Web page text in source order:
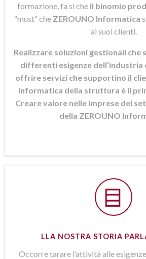
formazione, fa si che il binomio
“must” che ZEROUNO Informatica
ai suoi clienti.
Realizzare soluzioni gestionali che
differenti esigenze dell’industria
offrire servizi che supportino il
informatica della struttura è il
Creare valore nelle imprese del
della ZEROUNO
LLA NOSTRA STORIA
Occorre tarare l’attività alle